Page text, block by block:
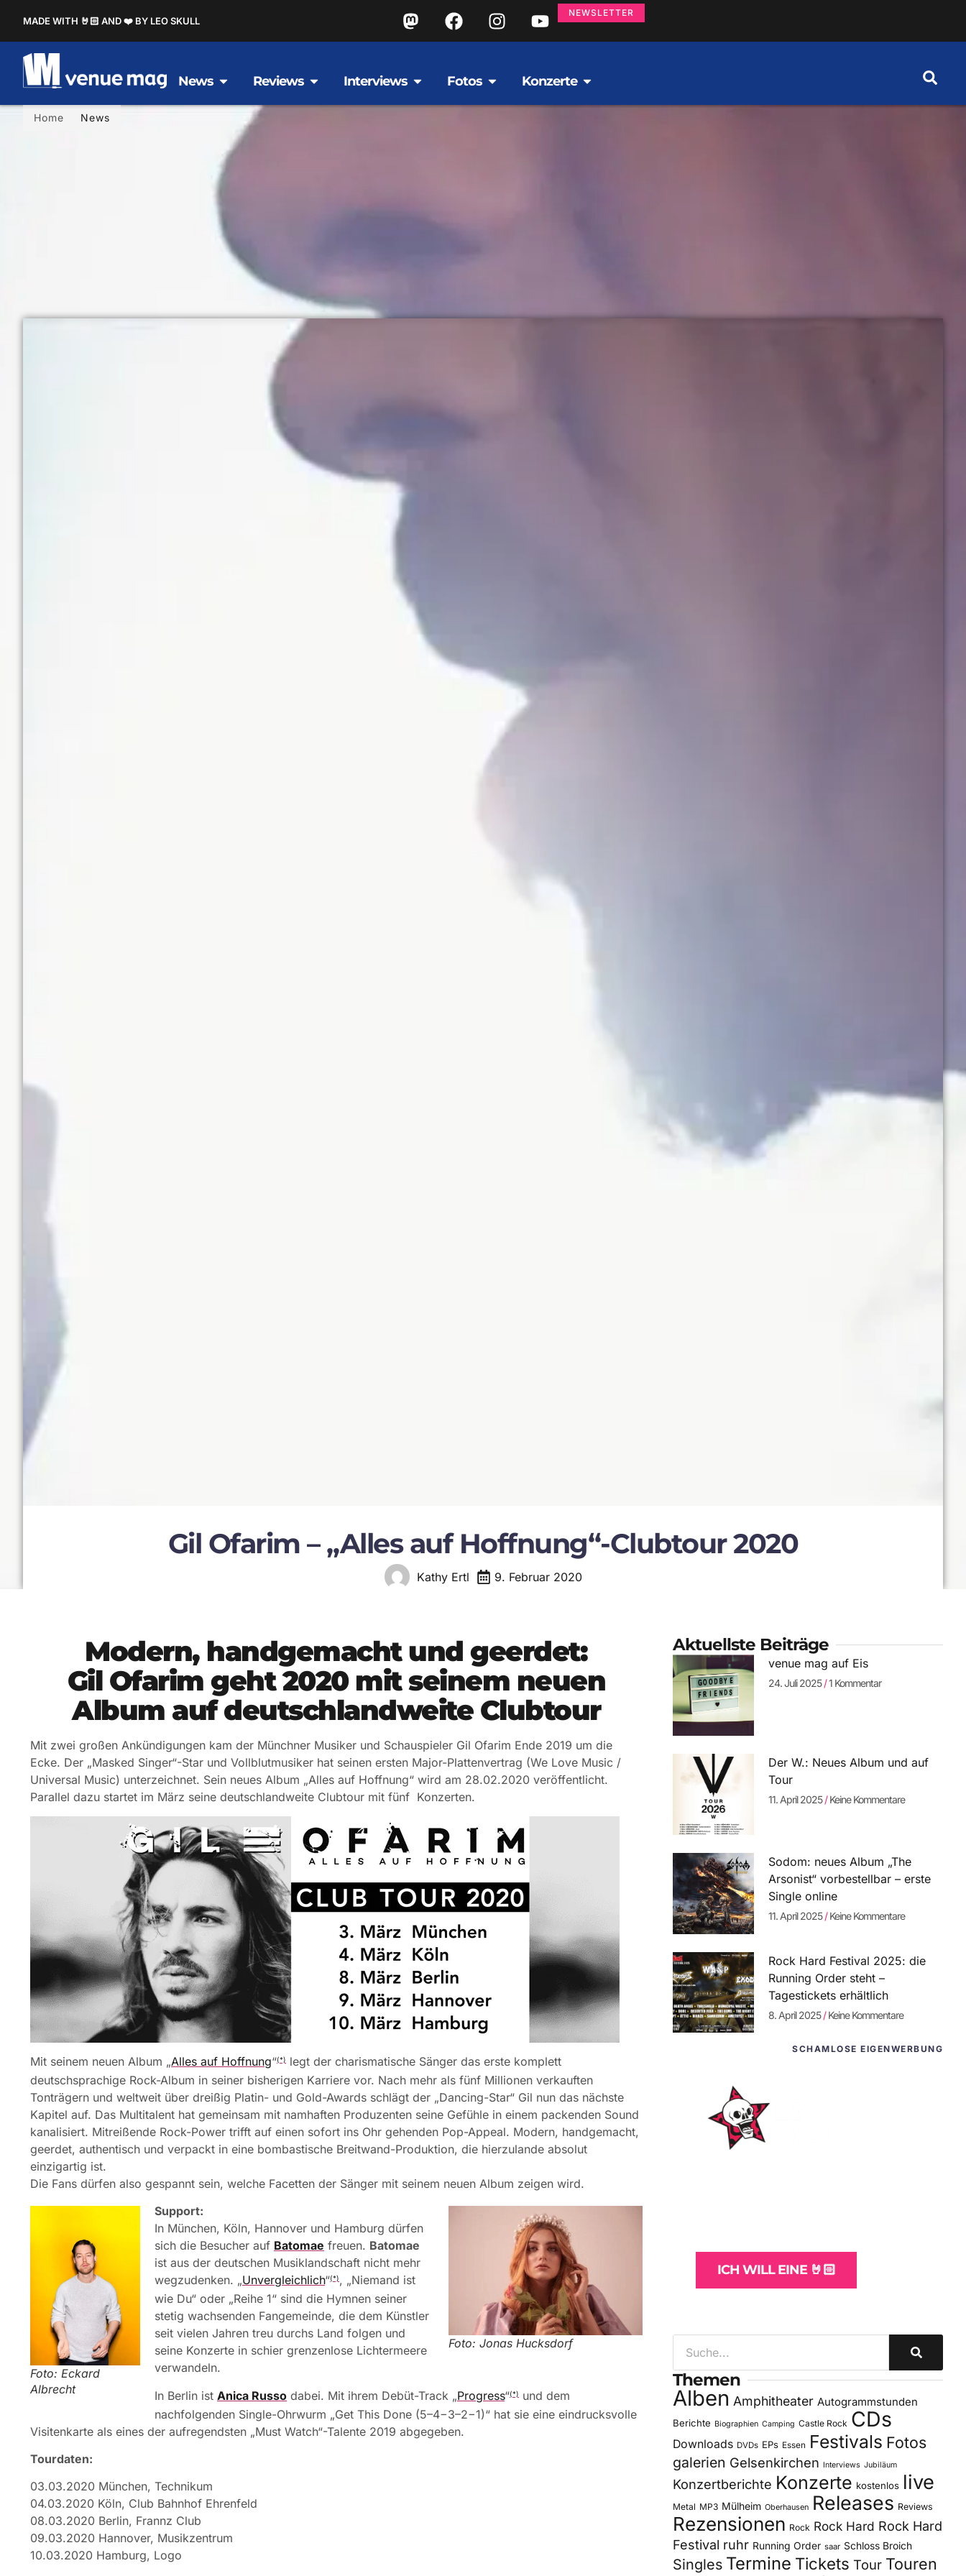
MADE WITH 🤘🏻 AND ❤️ BY LEO SKULL
NEWSLETTER
News Reviews Interviews Fotos Konzerte
Home News
Gil Ofarim – „Alles auf Hoffnung“-Clubtour 2020
Kathy Ertl 9. Februar 2020
Modern, handgemacht und geerdet:
Gil Ofarim geht 2020 mit seinem neuen
Album auf deutschlandweite Clubtour
Mit zwei großen Ankündigungen kam der Münchner Musiker und Schauspieler Gil Ofarim Ende 2019 um die
Ecke. Der „Masked Singer“-Star und Vollblutmusiker hat seinen ersten Major-Plattenvertrag (We Love Music /
Universal Music) unterzeichnet. Sein neues Album „Alles auf Hoffnung“ wird am 28.02.2020 veröffentlicht.
Parallel dazu startet im März seine deutschlandweite Clubtour mit fünf Konzerten.
Mit seinem neuen Album „Alles auf Hoffnung“(*)
legt der charismatische Sänger das erste komplett
deutschsprachige Rock-Album in seiner bisherigen Karriere vor. Nach mehr als fünf Millionen verkauften
Tonträgern und weltweit über dreißig Platin- und Gold-Awards schlägt der „Dancing-Star“ Gil nun das nächste
Kapitel auf. Das Multitalent hat gemeinsam mit namhaften Produzenten seine Gefühle in einem packenden Sound
kanalisiert. Mitreißende Rock-Power trifft auf einen sofort ins Ohr gehenden Pop-Appeal. Modern, handgemacht,
geerdet, authentisch und verpackt in eine bombastische Breitwand-Produktion, die hierzulande absolut
einzigartig ist.
Die Fans dürfen also gespannt sein, welche Facetten der Sänger mit seinem neuen Album zeigen wird.
Foto: Eckard
Albrecht
Foto: Jonas Hucksdorf
Support:
In München, Köln, Hannover und Hamburg dürfen
sich die Besucher auf Batomae freuen. Batomae
ist aus der deutschen Musiklandschaft nicht mehr
wegzudenken. „Unvergleichlich“(*), „Niemand ist
wie Du“ oder „Reihe 1“ sind die Hymnen seiner
stetig wachsenden Fangemeinde, die dem Künstler
seit vielen Jahren treu durchs Land folgen und
seine Konzerte in schier grenzenlose Lichtermeere
verwandeln.
In Berlin ist Anica Russo dabei. Mit ihrem Debüt-Track „Progress“(*)
und dem
nachfolgenden Single-Ohrwurm „Get This Done (5–4−3–2−1)“ hat sie eine eindrucksvolle
Visitenkarte als eines der aufregendsten „Must Watch“-Talente 2019 abgegeben.
Tourdaten:
03.03.2020 München, Technikum
04.03.2020 Köln, Club Bahnhof Ehrenfeld
08.03.2020 Berlin, Frannz Club
09.03.2020 Hannover, Musikzentrum
10.03.2020 Hamburg, Logo
Aktuellste Beiträge
venue mag auf Eis
24. Juli 2025 1 Kommentar
Der W.: Neues Album und auf
Tour
11. April 2025 Keine Kommentare
Sodom: neues Album „The
Arsonist“ vorbestellbar – erste
Single online
11. April 2025 Keine Kommentare
Rock Hard Festival 2025: die
Running Order steht –
Tagestickets erhältlich
8. April 2025 Keine Kommentare
SCHAMLOSE EIGENWERBUNG
ICH WILL EINE 🤘🏻
Themen
Alben Amphitheater Autogrammstunden
Berichte Biographien Camping Castle Rock CDs
Downloads DVDs EPs Essen Festivals Fotos
galerien Gelsenkirchen Interviews Jubiläum
Konzertberichte Konzerte kostenlos live
Metal MP3 Mülheim Oberhausen Releases Reviews
Rezensionen Rock Rock Hard Rock Hard
Festival ruhr Running Order saar Schloss Broich
Singles Termine Tickets Tour Touren